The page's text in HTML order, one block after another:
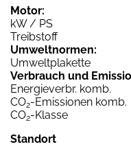
Motor:
kW / PS
Treibstoff
Umweltnormen:
Umweltplakette
Verbrauch und
Energieverbr. komb.
CO2-Emissionen komb.
CO2-Klasse
Standort